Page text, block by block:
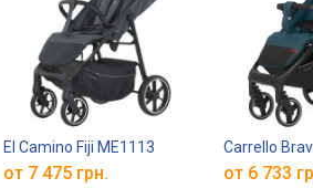
El Camino Fiji ME1113
от 7 475 грн.
Carrello
от 6 733